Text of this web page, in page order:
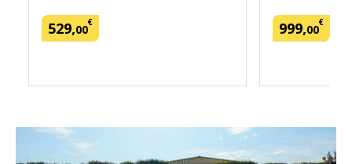
529,00€ 999,00€